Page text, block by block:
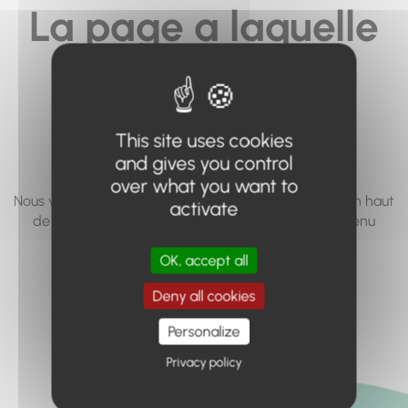
La page a laquelle
vous cherchez à
accéder n'existe
pas... ou plus.
Nous vous invitons à utiliser le moteur de recherche en haut
de page, ou à utiliser le menu pour trouver le contenu
Retour à l'accueil
This site uses cookies
and gives you control
over what you want to
activate
OK, accept all
Deny all cookies
Personalize
Privacy policy